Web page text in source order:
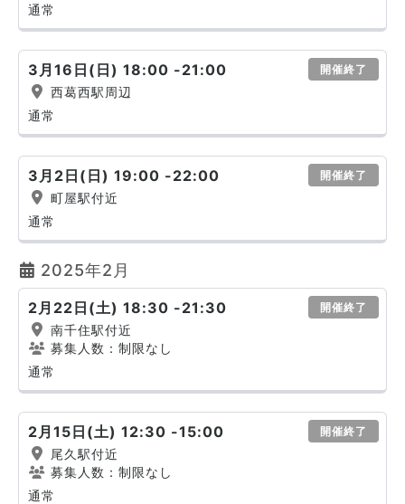
通常
3月16日(日) 18:00 -21:00 開催終了
西葛西駅周辺
通常
3月2日(日) 19:00 -22:00 開催終了
町屋駅付近
通常
2025年2月
2月22日(土) 18:30 -21:30 開催終了
南千住駅付近
募集人数：制限なし
通常
2月15日(土) 12:30 -15:00 開催終了
尾久駅付近
募集人数：制限なし
通常